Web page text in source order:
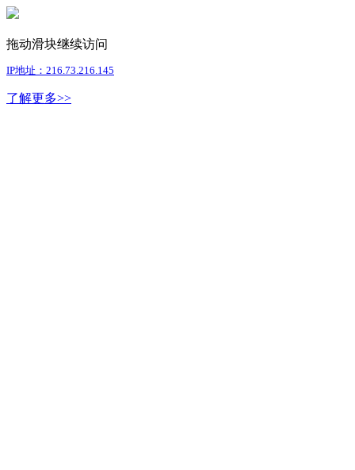
拖动滑块继续访问
IP地址：216.73.216.145
了解更多>>